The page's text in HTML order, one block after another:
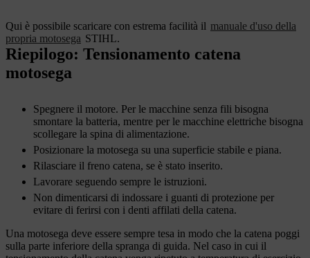
Qui è possibile scaricare con estrema facilità il manuale d'uso della
propria motosega STIHL.
Riepilogo: Tensionamento catena
motosega
Spegnere il motore. Per le macchine senza fili bisogna
smontare la batteria, mentre per le macchine elettriche bisogna
scollegare la spina di alimentazione.
Posizionare la motosega su una superficie stabile e piana.
Rilasciare il freno catena, se è stato inserito.
Lavorare seguendo sempre le istruzioni.
Non dimenticarsi di indossare i guanti di protezione per
evitare di ferirsi con i denti affilati della catena.
Una motosega deve essere sempre tesa in modo che la catena poggi
sulla parte inferiore della spranga di guida. Nel caso in cui il